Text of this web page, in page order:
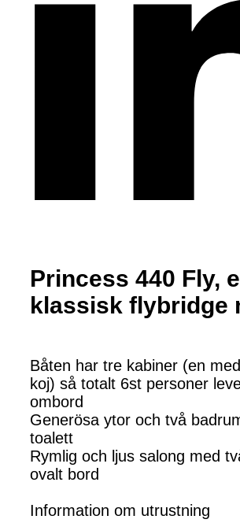
Princess 440 Fly,
klassisk flybridge
Båten har tre kabiner (en
koj) så totalt 6st personer
ombord
Generösa ytor och två
toalett
Rymlig och ljus salong med
ovalt bord
Information om utrustning